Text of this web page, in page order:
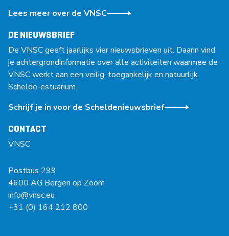
Lees meer over de VNSC
DE NIEUWSBRIEF
De VNSC geeft jaarlijks vier nieuwsbrieven uit. Daarin vind
je achtergrondinformatie over alle activiteiten waarmee de
VNSC werkt aan een veilig, toegankelijk en natuurlijk
Schelde-estuarium.
Schrijf je in voor de Scheldenieuwsbrief
CONTACT
VNSC
Postbus 299
4600 AG Bergen op Zoom
info@vnsc.eu
+31 (0) 164 212 800